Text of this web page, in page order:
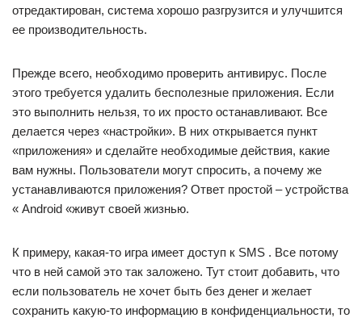
отредактирован, система хорошо разгрузится и улучшится
ее производительность.
Прежде всего, необходимо проверить антивирус. После
этого требуется удалить бесполезные приложения. Если
это выполнить нельзя, то их просто останавливают. Все
делается через «настройки». В них открывается пункт
«приложения» и сделайте необходимые действия, какие
вам нужны. Пользователи могут спросить, а почему же
устанавливаются приложения? Ответ простой – устройства
« Android «живут своей жизнью.
К примеру, какая-то игра имеет доступ к SMS . Все потому
что в ней самой это так заложено. Тут стоит добавить, что
если пользователь не хочет быть без денег и желает
сохранить какую-то информацию в конфиденциальности, то